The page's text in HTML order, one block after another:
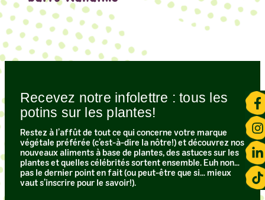
Recevez notre infolettre : tous les
potins sur les plantes!​
Restez à l’affût de tout ce qui concerne votre marque
végétale préférée (c’est-à-dire la nôtre!) et découvrez nos
nouveaux aliments à base de plantes, des astuces sur les
plantes et quelles célébrités sortent ensemble. Euh non…
pas le dernier point en fait (ou peut-être que si… mieux
vaut s’inscrire pour le savoir!).